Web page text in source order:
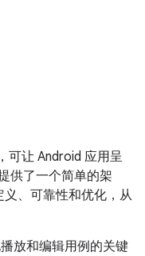
可让 Android 应用呈
供了一个简单的架
、可靠性和优化，从
放和编辑用例的关键